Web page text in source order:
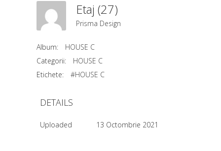
Etaj (27)
Prisma Design
Album:
HOUSE C
Categorii:
HOUSE C
Etichete:
#HOUSE C
DETAILS
Uploaded 13 Octombrie 2021